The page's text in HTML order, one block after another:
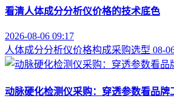
看清人体成分分析仪价格的技术底色
2026-08-06 09:17
人体成分分析仪价格构成采购选型 08-
动脉硬化检测仪采购：穿透参数看品牌